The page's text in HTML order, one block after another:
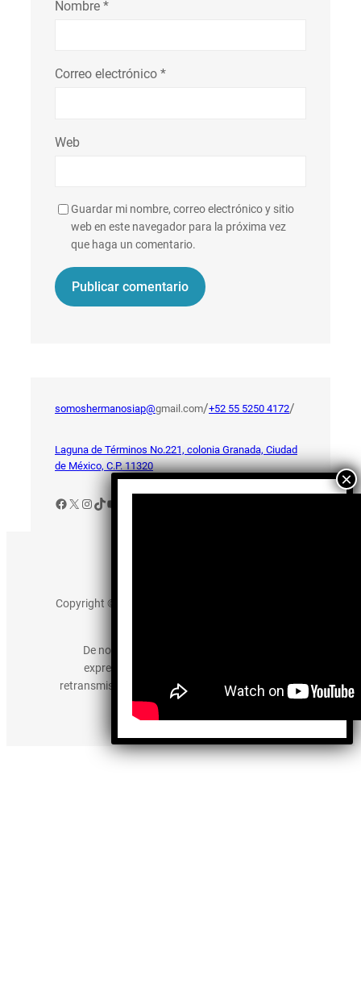
Nombre *
Correo electrónico *
Web
Guardar mi nombre, correo electrónico y sitio
web en este navegador para la próxima vez
que haga un comentario.
somoshermanosiap@gmail.com/+52 55 5250 4172/
Laguna de Términos No.221, colonia Granada, Ciudad
de México, C.P. 11320
Facebook
X Instagram
TikTok
YouTube
Copyright © 2025 somos-hermanos.mx. Todos los
De no existir previa autorización, queda
expresamente prohibida la publicación,
retransmisión, edición y cualquier otro uso de los
contenidos.